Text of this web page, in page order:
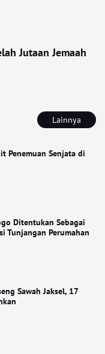
Lainnya
Penemuan Senjata di
Ditentukan Sebagai
Tunjangan Perumahan
Sawah Jaksel, 17
Jutaan Jemaah